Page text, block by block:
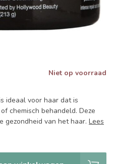
Niet op voorraad
ideaal voor haar dat is
chemisch behandeld. Deze
gezondheid van het haar. Lees